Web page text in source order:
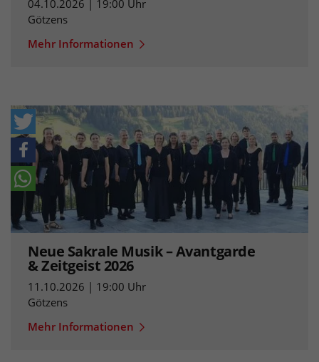
04.10.2026 | 19:00 Uhr
Götzens
Mehr Informationen
Neue Sakrale Musik – Avantgarde
& Zeitgeist 2026
11.10.2026 | 19:00 Uhr
Götzens
Mehr Informationen